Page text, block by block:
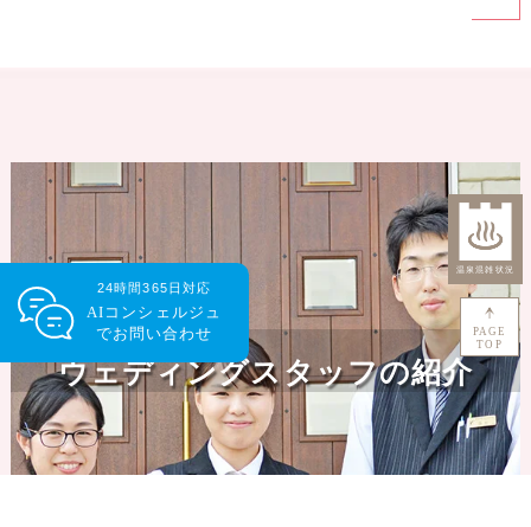
ウェディングスタッフの紹介
PAGE
TOP
24時間365日対応
AIコンシェルジュ
でお問い合わせ